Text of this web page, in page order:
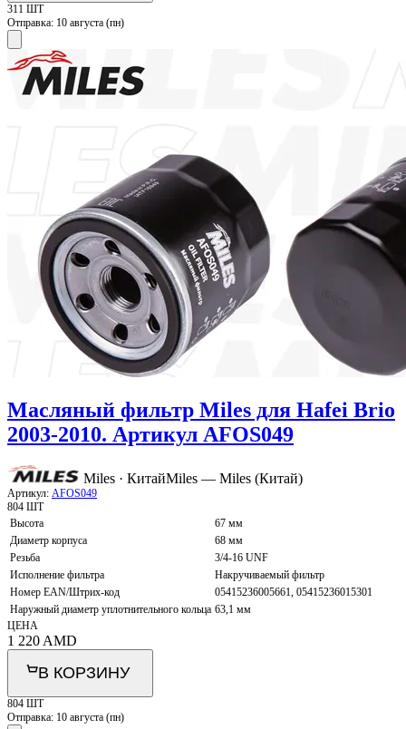
311 ШТ
Отправка: 10 августа (пн)
Масляный фильтр Miles для Hafei Brio
2003-2010. Артикул AFOS049
Miles · КитайMiles — Miles (Китай)
Артикул: AFOS049
804 ШТ
Высота
67 мм
Диаметр корпуса
68 мм
Резьба
3/4-16 UNF
Исполнение фильтра
Накручиваемый фильтр
Номер EAN/Штрих-код
05415236005661, 05415236015301
Наружный диаметр уплотнительного кольца 63,1 мм
ЦЕНА
1 220 AMD
В КОРЗИНУ
804 ШТ
Отправка: 10 августа (пн)